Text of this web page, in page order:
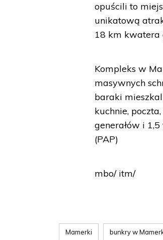
opuścili to
unikatową
18 km kwatera
Kompleks w
masywnych
baraki
kuchnie,
generałów i 1,5
(PAP)
mbo/ itm/
Mamerki bunkry w